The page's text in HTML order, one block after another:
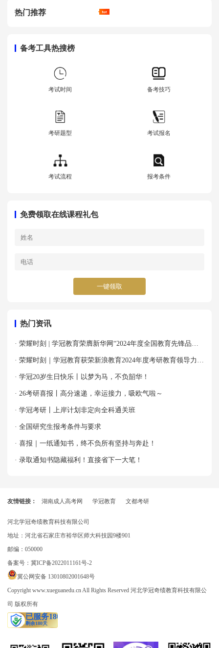
热门推荐
备考工具热搜榜
考试时间 备考技巧
考研题型 考试报名
考试流程 报考条件
免费领取在线课程礼包
一键领取
热门资讯
· 荣耀时刻 | 学冠教育荣膺新华网“2024年度全国教育先锋品牌
优秀案例”殊荣！
· 荣耀时刻｜学冠教育获荣新浪教育2024年度考研教育领导力品
牌！
· 学冠20岁生日快乐丨以梦为马，不负韶华！
· 26考研喜报丨高分速递，幸运接力，吸欧气啦～
· 学冠考研丨上岸计划非定向全科通关班
· 全国研究生报考条件与要求
· 喜报｜一纸通知书，终不负所有坚持与奔赴！
· 录取通知书隐藏福利！直接省下一大笔！
友情链接： 湖南成人高考网 学冠教育 文都考研
河北学冠奇绩教育科技有限公司
地址：河北省石家庄市裕华区师大科技园9楼901
邮编：050000
备案号： 冀ICP备2022011161号-2
冀公网安备 13010802001648号
Copyright www.xueguanedu.cn All Rights Reserved 河北学冠奇绩教育科技有限公
司 版权所有